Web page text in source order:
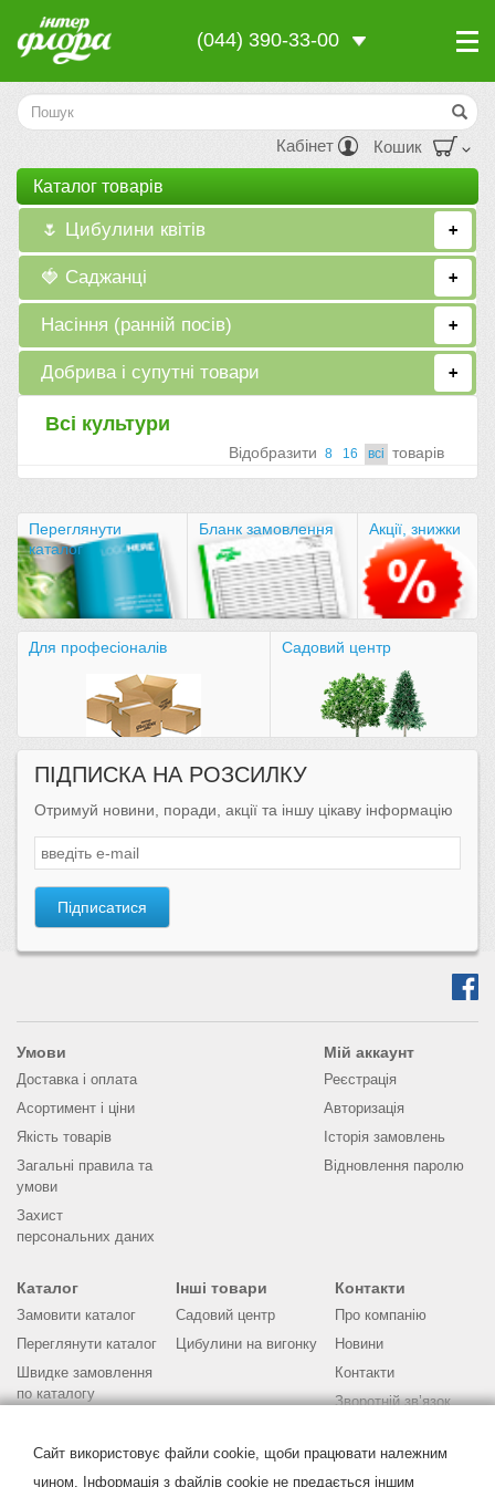
(044) 390-33-00
Кабінет Кошик
Каталог товарiв
+
🌷 Цибулини квітів
+
🍓 Саджанці
+
Насіння (ранній посів)
+
Добрива і супутні товари
Всі культури
Вiдобразити 8 16 всi товарiв
Переглянути
каталог
Бланк замовлення Акції, знижки
Для професіоналів Садовий центр
ПІДПИСКА НА РОЗСИЛКУ
Отримуй новини, поради, акції та іншу цікаву інформацію
Підписатися
Умови
Доставка і оплата
Асортимент і ціни
Якість товарів
Загальні правила та
умови
Захист
персональних даних
Мій аккаунт
Реєстрація
Авторизація
Історія замовлень
Відновлення паролю
Каталог
Замовити каталог
Переглянути каталог
Швидке замовлення
по каталогу
Поради по
вирощуванню
Інші товари
Садовий центр
Цибулини на вигонку
Контакти
Про компанію
Новини
Контакти
Зворотній зв’язок
Сайт використовує файли cookie, щоби працювати належним
чином. Інформація з файлів cookie не предається іншим